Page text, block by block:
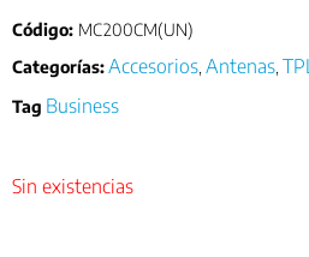
Código: MC200CM(UN)
Categorías:Accesorios Antenas
Tag Business
Sin existencias